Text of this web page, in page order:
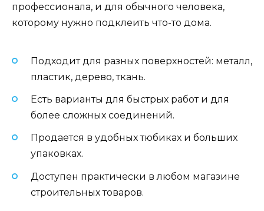
профессионала, и для обычного человека,
которому нужно подклеить что-то дома.
Подходит для разных поверхностей: металл,
пластик, дерево, ткань.
Есть варианты для быстрых работ и для
более сложных соединений.
Продается в удобных тюбиках и больших
упаковках.
Доступен практически в любом магазине
строительных товаров.